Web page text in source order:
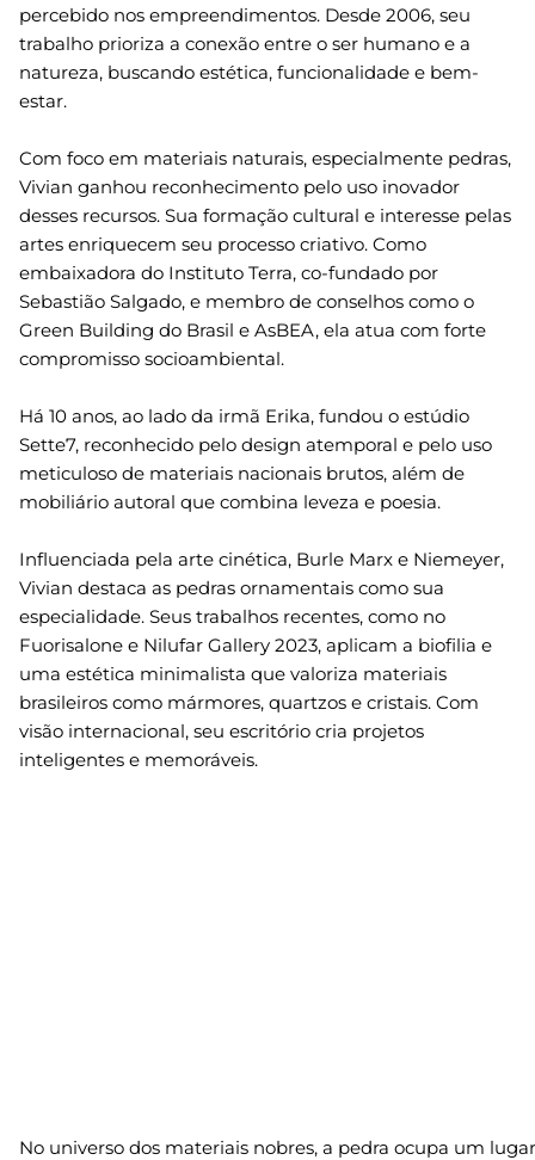
percebido nos empreendimentos. Desde 2006, seu
trabalho prioriza a conexão entre o ser humano e a
natureza, buscando estética, funcionalidade e bem-
estar.
Com foco em materiais naturais, especialmente pedras,
Vivian ganhou reconhecimento pelo uso inovador
desses recursos. Sua formação cultural e interesse pelas
artes enriquecem seu processo criativo. Como
embaixadora do Instituto Terra, co-fundado por
Sebastião Salgado, e membro de conselhos como o
Green Building do Brasil e AsBEA, ela atua com forte
compromisso socioambiental.
Há 10 anos, ao lado da irmã Erika, fundou o estúdio
Sette7, reconhecido pelo design atemporal e pelo uso
meticuloso de materiais nacionais brutos, além de
mobiliário autoral que combina leveza e poesia.
Influenciada pela arte cinética, Burle Marx e Niemeyer,
Vivian destaca as pedras ornamentais como sua
especialidade. Seus trabalhos recentes, como no
Fuorisalone e Nilufar Gallery 2023, aplicam a biofilia e
uma estética minimalista que valoriza materiais
brasileiros como mármores, quartzos e cristais. Com
visão internacional, seu escritório cria projetos
inteligentes e memoráveis.
No universo dos materiais nobres, a pedra ocupa um